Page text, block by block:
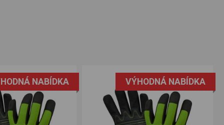
NABÍDKA VÝHODNÁ NABÍDKA